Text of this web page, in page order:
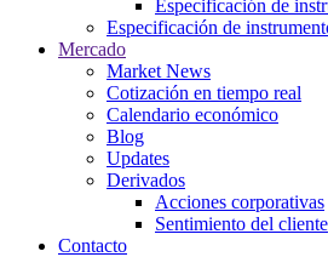
Especificación de
Especificación de
Mercado
Market News
Cotización en tiempo real
Calendario económico
Blog
Updates
Derivados
Acciones corporativas
Sentimiento del cliente
Contacto